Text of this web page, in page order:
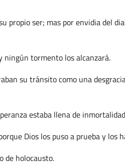
propio ser; mas por envidia del
ningún tormento los alcanzará.
su tránsito como una
estaba llena de
Dios los puso a prueba y los
de holocausto.